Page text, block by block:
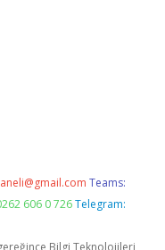
Teams:
606 0 726 Telegram:
Bilgi Teknolojileri